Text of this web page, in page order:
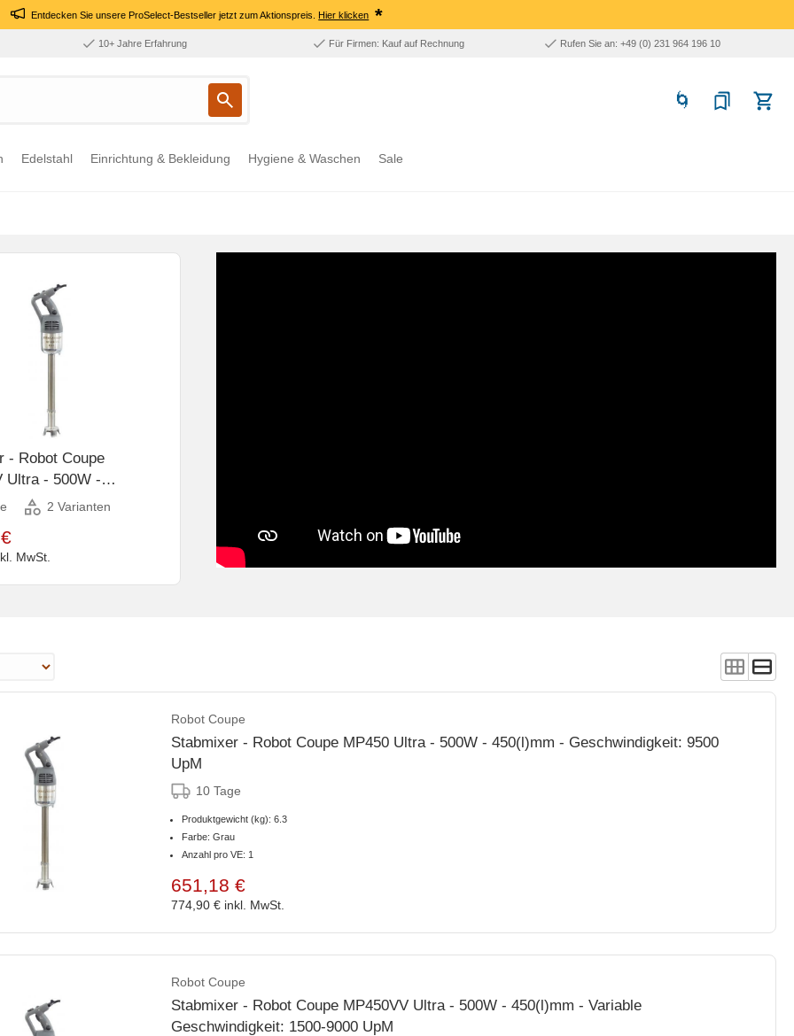
Entdecken Sie unsere ProSelect-Bestseller jetzt zum Aktionspreis.Hier klicken *
10+ Jahre Erfahrung Für Firmen: Kauf auf Rechnung Rufen Sie an: +49 (0) 231 964 196 10
Edelstahl Einrichtung & Bekleidung Hygiene & Waschen Sale
- Robot Coupe
Ultra - 500W -
Variable2 Varianten
MwSt.
Robot Coupe
Stabmixer - Robot Coupe MP450 Ultra - 500W - 450(l)mm - Geschwindigkeit: 9500
UpM
10 Tage
Produktgewicht (kg): 6.3
Farbe: Grau
Anzahl pro VE: 1
651,18 €
774,90 € inkl. MwSt.
Robot Coupe
Stabmixer - Robot Coupe MP450VV Ultra - 500W - 450(l)mm - Variable
Geschwindigkeit: 1500-9000 UpM